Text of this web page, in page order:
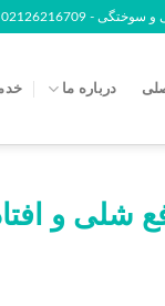
02126216709
درباره ما
و